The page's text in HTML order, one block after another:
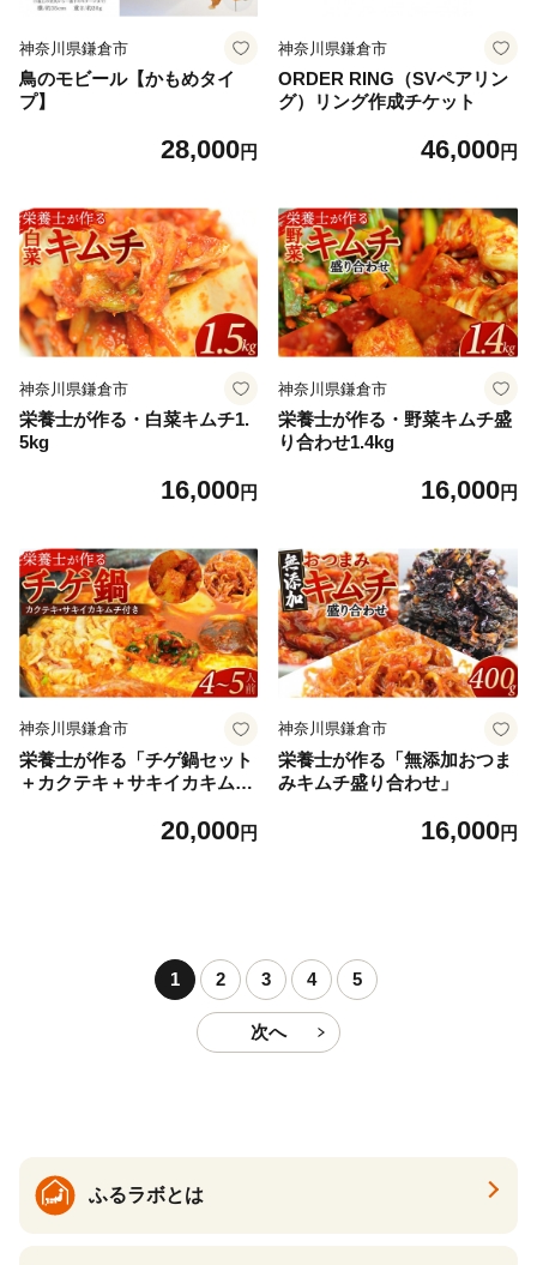
神奈川県鎌倉市
鳥のモビール【かもめタイ
プ】
28,000円
神奈川県鎌倉市
ORDER RING（SVペアリン
グ）リング作成チケット
46,000円
神奈川県鎌倉市
栄養士が作る・白菜キムチ1.
5kg
16,000円
神奈川県鎌倉市
栄養士が作る・野菜キムチ盛
り合わせ1.4kg
16,000円
神奈川県鎌倉市
栄養士が作る「チゲ鍋セット
＋カクテキ＋サキイカキム
20,000円
神奈川県鎌倉市
栄養士が作る「無添加おつま
みキムチ盛り合わせ」
16,000円
1 2 3 4 5
次へ
ふるラボとは